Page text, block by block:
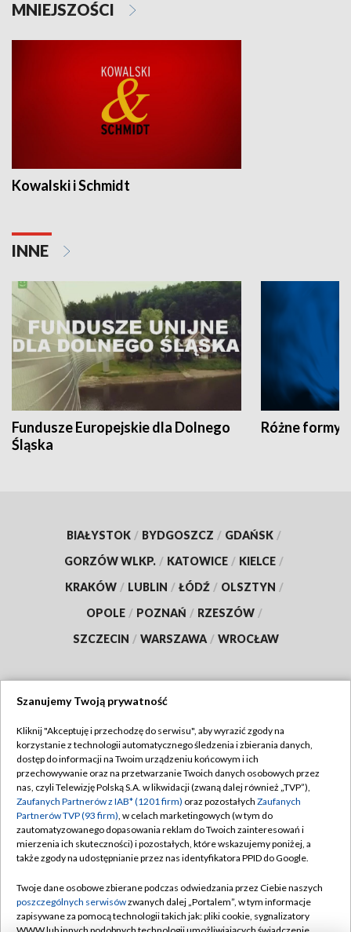
MNIEJSZOŚCI
Kowalski i Schmidt
INNE
Fundusze Europejskie dla Dolnego
Śląska
Różne formy
BIAŁYSTOK / BYDGOSZCZ / GDAŃSK /
GORZÓW WLKP. / KATOWICE / KIELCE /
KRAKÓW / LUBLIN / ŁÓDŹ / OLSZTYN /
OPOLE / POZNAŃ / RZESZÓW /
SZCZECIN / WARSZAWA / WROCŁAW
TVP
Abonament TVP
Emisja w TVP
Centrum informacji TVP
Naziemna Telewizja Cyfrowa
Rada Programowa
System NOS
Regulamin TVP
Polityka prywatności
Moje zgody
Pomoc
Kontakt
Szanujemy Twoją prywatność
Kliknij "Akceptuję i przechodzę do serwisu", aby wyrazić zgody na
korzystanie z technologii automatycznego śledzenia i zbierania danych,
dostęp do informacji na Twoim urządzeniu końcowym i ich
przechowywanie oraz na przetwarzanie Twoich danych osobowych przez
nas, czyli Telewizję Polską S.A. w likwidacji (zwaną dalej również „TVP”),
Zaufanych Partnerów z IAB* (1201 firm) oraz pozostałych Zaufanych
Partnerów TVP (93 firm), w celach marketingowych (w tym do
zautomatyzowanego dopasowania reklam do Twoich zainteresowań i
mierzenia ich skuteczności) i pozostałych, które wskazujemy poniżej, a
także zgody na udostępnianie przez nas identyfikatora PPID do Google.
Twoje dane osobowe zbierane podczas odwiedzania przez Ciebie naszych
poszczególnych serwisówzwanych dalej „Portalem”, w tym informacje
zapisywane za pomocą technologii takich jak: pliki cookie, sygnalizatory